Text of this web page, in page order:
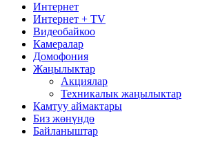
Интернет
Интернет + TV
Видеобайкоо
Камералар
Домофония
Жаңылыктар
Акциялар
Техникалык жаңылыктар
Камтуу аймактары
Биз жөнүндө
Байланыштар